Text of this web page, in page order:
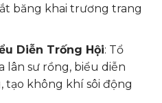
băng khai trương trang
Diễn Trống Hội: Tổ
lân sư rồng, biểu diễn
tạo không khí sôi động